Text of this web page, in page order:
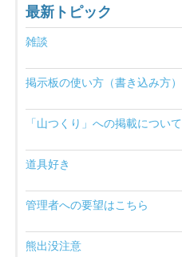
最新トピック
雑談
掲示板の使い方（書き込み方）
「山つくり」への掲載について
道具好き
管理者への要望はこちら
熊出没注意